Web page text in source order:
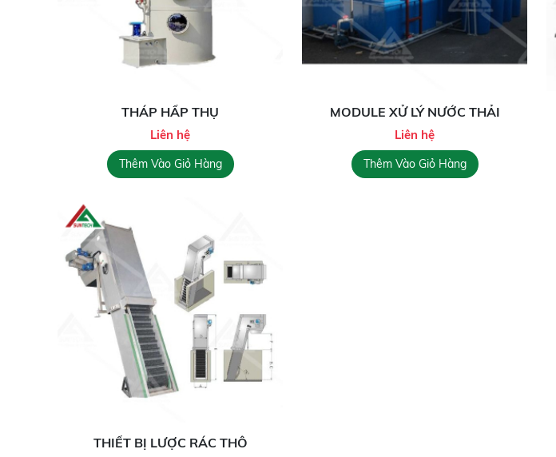
THÁP HẤP THỤ
Liên hệ
Thêm Vào Giỏ Hàng
MODULE XỬ LÝ NƯỚC THẢI
Liên hệ
Thêm Vào Giỏ Hàng
THIẾT BỊ LƯỢC RÁC THÔ